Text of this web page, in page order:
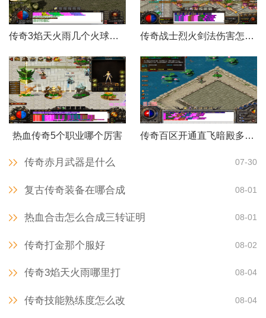
传奇3焰天火雨几个火球怎么打 传奇战士烈火剑法伤害怎么样
热血传奇5个职业哪个厉害 传奇百区开通直飞暗殿多少钱
传奇赤月武器是什么 07-30
复古传奇装备在哪合成 08-01
热血合击怎么合成三转证明 08-01
传奇打金那个服好 08-02
传奇3焰天火雨哪里打 08-04
传奇技能熟练度怎么改 08-04